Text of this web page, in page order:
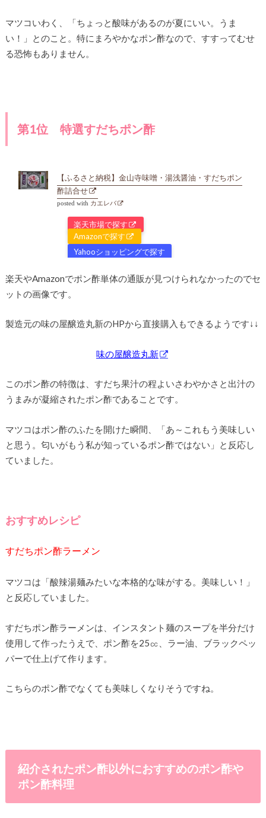
マツコいわく、「ちょっと酸味があるのが夏にいい。うま
い！」とのこと。特にまろやかなポン酢なので、すすってむせ
る恐怖もありません。
第1位 特選すだちポン酢
【ふるさと納税】金山寺味噌・湯浅醤油・すだちポン
酢詰合せ
posted with カエレバ
楽天市場で探す
Amazonで探す
Yahooショッピングで探す
楽天やAmazonでポン酢単体の通販が見つけられなかったのでセ
ットの画像です。
製造元の味の屋醸造丸新のHPから直接購入もできるようです↓↓
味の屋醸造丸新
このポン酢の特徴は、すだち果汁の程よいさわやかさと出汁の
うまみが凝縮されたポン酢であることです。
マツコはポン酢のふたを開けた瞬間、「あ～これもう美味しい
と思う。匂いがもう私が知っているポン酢ではない」と反応し
ていました。
おすすめレシピ
すだちポン酢ラーメン
マツコは「酸辣湯麺みたいな本格的な味がする。美味しい！」
と反応していました。
すだちポン酢ラーメンは、インスタント麺のスープを半分だけ
使用して作ったうえで、ポン酢を25㏄、ラー油、ブラックペッ
パーで仕上げて作ります。
こちらのポン酢でなくても美味しくなりそうですね。
紹介されたポン酢以外におすすめのポン酢や
ポン酢料理